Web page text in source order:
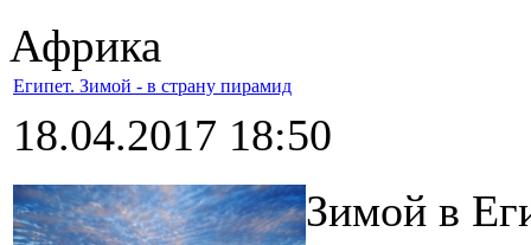
Африка
Египет. Зимой - в страну пирамид
18.04.2017 18:50
Зимой в